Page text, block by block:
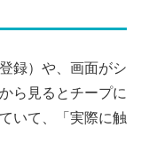
録）や、画面がシ
ら見るとチープに
いて、「実際に触